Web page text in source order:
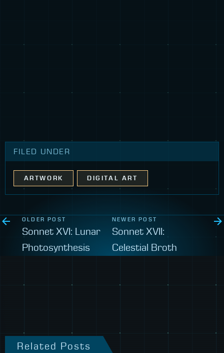
FILED UNDER
ARTWORK DIGITAL ART
OLDER POST
Sonnet XVI: Lunar
Photosynthesis
NEWER POST
Sonnet XVII:
Celestial Broth
Related Posts